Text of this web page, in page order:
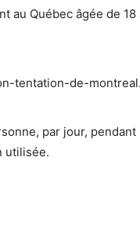
au Québec âgée de 18
tentation-de-montreal.
par jour, pendant
utilisée.